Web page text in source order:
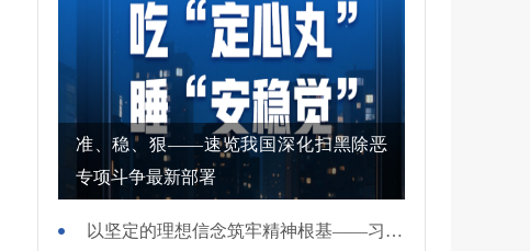
准、稳、狠——速览我国深化扫黑除恶
专项斗争最新部署
以坚定的理想信念筑牢精神根基——习近平党建思想理论品格系列述评之一